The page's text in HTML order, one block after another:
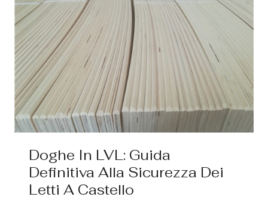
APPLICAZIONI
E
AI
PREZZI
NEL
2025
Doghe In LVL: Guida
Definitiva Alla Sicurezza Dei
Letti A Castello